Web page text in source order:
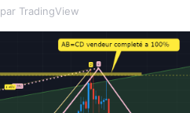
par TradingView